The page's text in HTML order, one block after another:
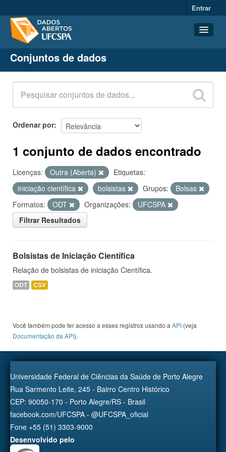
Entrar
Conjuntos de dados
Organizações
Grupos
Sobre
Conjuntos de dados
Ordenar por
1 conjunto de dados encontrado
Licenças: Outra (Aberta)
Etiquetas:
iniciação científica
bolsistas Grupos:
Bolsas
Formatos:
ODT Organizações:
UFCSPA
Filtrar Resultados
Bolsistas de Iniciação Científica
Relação de bolsistas de iniciação Científica.
ODT CSV
Você também pode ter acesso a esses registros usando a API (veja
Documentação da API).
Universidade Federal de Ciências da Saúde de Porto Alegre
Rua Sarmento Leite, 245 - Bairro Centro Histórico
CEP: 90050-170 - Porto Alegre/RS - Brasil
facebook.com/UFCSPA - @UFCSPA_oficial
Fone +55 (51) 3303-9000
Desenvolvido pelo